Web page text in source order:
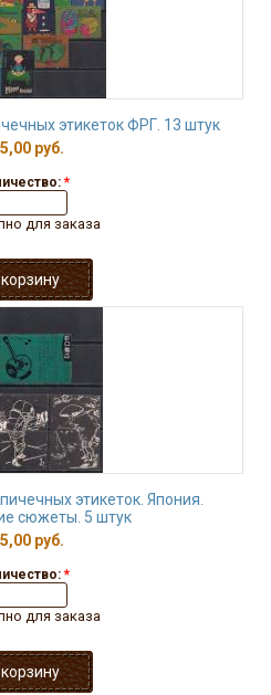
этикеток ФРГ. 13 штук
руб.
*
для заказа
этикеток. Япония.
сюжеты. 5 штук
руб.
*
для заказа